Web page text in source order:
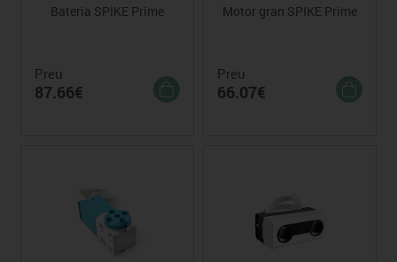
Bateria SPIKE Prime
Preu
87.66€
Motor gran SPIKE Prime
Preu
66.07€